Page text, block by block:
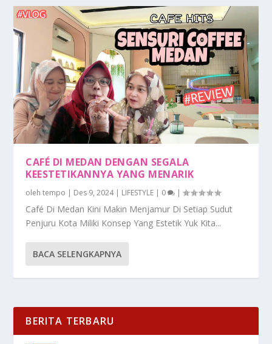
CAFÉ DI MEDAN DENGAN SEGALA
KEESTETIKANNYA YANG MENARIK
olehtempo | Des 9, 2024| LIFESTYLE | 0 |
Café Di Medan Kini Makin Menjamur Di Setiap Sudut
Penjuru Kota Miliki Konsep Yang Estetik Yuk Kita...
BACA SELENGKAPNYA
BERITA TERBARU